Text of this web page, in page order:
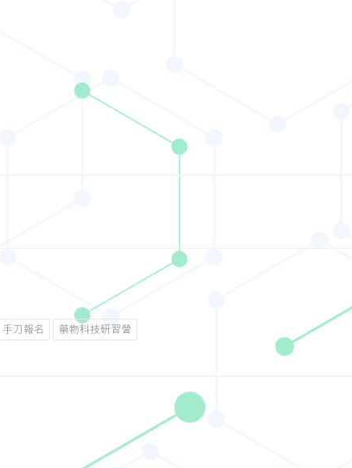
手刀報名 藥物科技研習營